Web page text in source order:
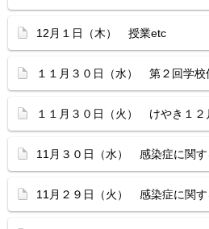
12月１日（木） 授業etc
１１月３０日（水） 第２回学校
１１月３０日（火） けやき１２
11月３０日（水） 感染症に関す
11月２９日（火） 感染症に関す